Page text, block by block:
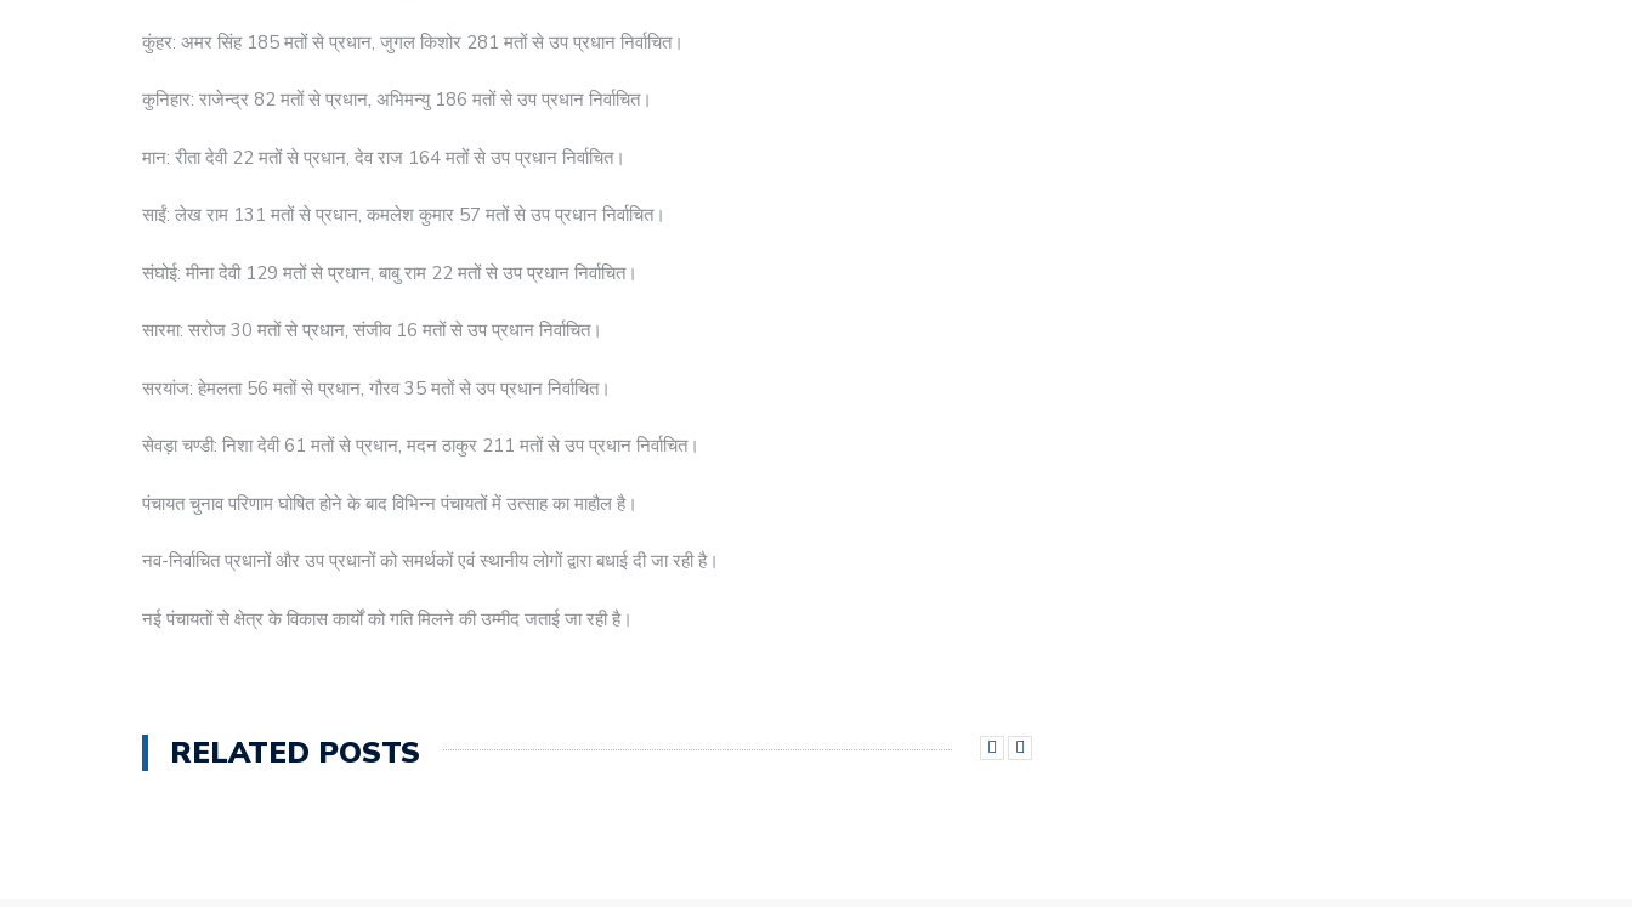
कुंहर: अमर सिंह 185 मतों से प्रधान, जुगल किशोर 281 मतों से उप प्रधान निर्वाचित।
कुनिहार: राजेन्द्र 82 मतों से प्रधान, अभिमन्यु 186 मतों से उप प्रधान निर्वाचित।
मान: रीता देवी 22 मतों से प्रधान, देव राज 164 मतों से उप प्रधान निर्वाचित।
साईं: लेख राम 131 मतों से प्रधान, कमलेश कुमार 57 मतों से उप प्रधान निर्वाचित।
संघोई: मीना देवी 129 मतों से प्रधान, बाबु राम 22 मतों से उप प्रधान निर्वाचित।
सारमा: सरोज 30 मतों से प्रधान, संजीव 16 मतों से उप प्रधान निर्वाचित।
सरयांज: हेमलता 56 मतों से प्रधान, गौरव 35 मतों से उप प्रधान निर्वाचित।
सेवड़ा चण्डी: निशा देवी 61 मतों से प्रधान, मदन ठाकुर 211 मतों से उप प्रधान निर्वाचित।
पंचायत चुनाव परिणाम घोषित होने के बाद विभिन्न पंचायतों में उत्साह का माहौल है।
नव-निर्वाचित प्रधानों और उप प्रधानों को समर्थकों एवं स्थानीय लोगों द्वारा बधाई दी जा रही है।
नई पंचायतों से क्षेत्र के विकास कार्यों को गति मिलने की उम्मीद जताई जा रही है।
RELATED POSTS